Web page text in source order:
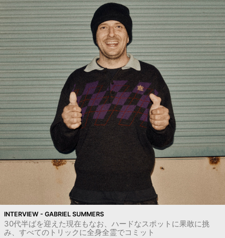
INTERVIEW - GABRIEL SUMMERS
30代半ばを迎えた現在もなお、ハードなスポットに果敢に挑
み、すべてのトリックに全身全霊でコミット